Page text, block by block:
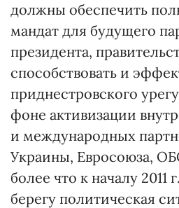
должны обеспечить
мандат для будущего
президента,
способствовать и
приднестровского
фоне активизации
и международных
Украины, Евросоюза,
более что к началу 2011
берегу политическая